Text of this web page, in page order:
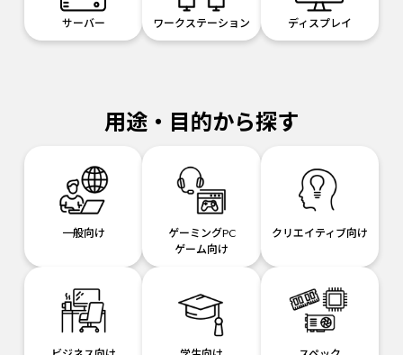
サーバー ワークステーション ディスプレイ
用途・目的から探す
一般向け
ゲーミングPC
ゲーム向け
クリエイティブ向け